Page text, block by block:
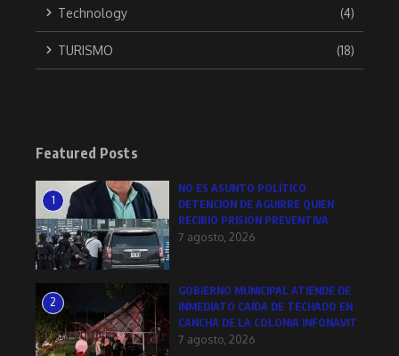
Technology (4)
TURISMO (18)
Featured Posts
1
NO ES ASUNTO POLÍTICO
DETENCIÓN DE AGUIRRE QUIEN
RECIBIÓ PRISIÓN PREVENTIVA
7 agosto, 2026
2
GOBIERNO MUNICIPAL ATIENDE DE
INMEDIATO CAÍDA DE TECHADO EN
CANCHA DE LA COLONIA INFONAVIT
7 agosto, 2026